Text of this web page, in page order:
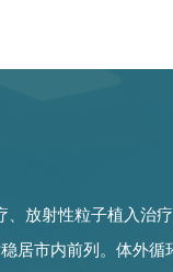
放射性粒子植入治
居市内前列。体外